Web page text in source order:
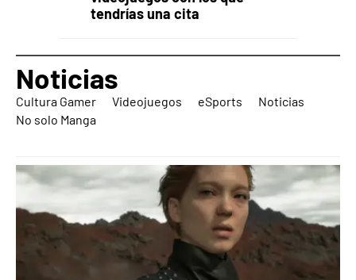
tendrías una cita
Noticias
Cultura Gamer Videojuegos eSports
Noticias
No solo Manga